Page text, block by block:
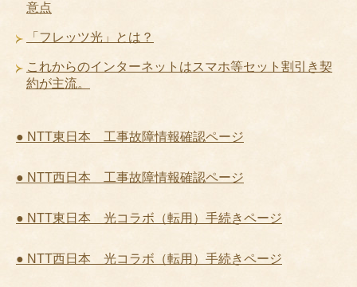
意点
「フレッツ光」とは？
これからのインターネットはスマホ等セット割引き契
約が主流。
● NTT東日本 工事故障情報確認ページ
● NTT西日本 工事故障情報確認ページ
● NTT東日本 光コラボ（転用）手続きページ
● NTT西日本 光コラボ（転用）手続きページ